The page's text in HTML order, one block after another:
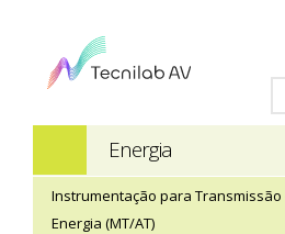
Energia
Instrumentação para
Energia (MT/AT)